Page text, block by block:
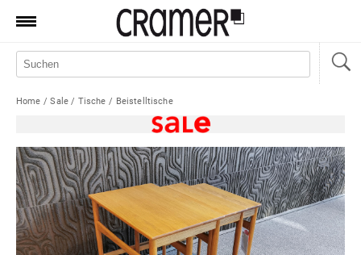
Produkte
Aktionen
News
Sale
Standorte
Home /Sale / Tische / Beistelltische